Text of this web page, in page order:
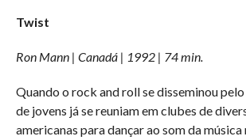
Twist
Ron Mann | Canadá | 1992 | 74 min.
Quando o rock and roll se disseminou
de jovens já se reuniam em clubes de
americanas para dançar ao som da